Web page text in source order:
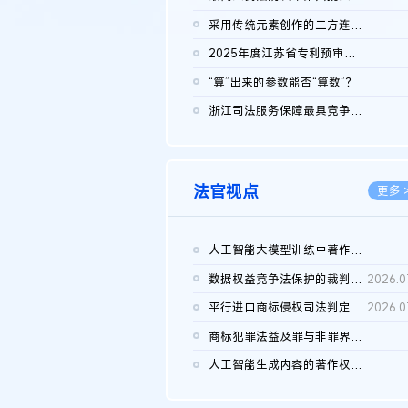
采用传统元素创作的二方连续装饰图案作品的独创性及侵权对比认定
2025年度江苏省专利预审典型案例
“算”出来的参数能否“算数”？
浙江司法服务保障最具竞争力营商环境建设典型案例（第二批）含侵...
法官视点 更多
人工智能大模型训练中著作权的合理使用
数据权益竞争法保护的裁判路径构建
平行进口商标侵权司法判定规则的困境与纾解
商标犯罪法益及罪与非罪界限研究
人工智能生成内容的著作权司法认定：演进逻辑、现实困境与规则建...